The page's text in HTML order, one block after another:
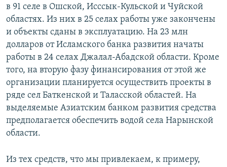
в 91 селе в Ошской, Исссык-Кульской и Чуйской
областях. Из них в 25 селах работы уже закончены
и объекты сданы в эксплуатацию. На 23 млн
долларов от Исламского банка развития начаты
работы в 24 селах Джалал-Абадской области. Кроме
того, на вторую фазу финансирования от этой же
организации планируется осуществить проекты в
ряде сел Баткенской и Таласской областей. На
выделяемые Азиатским банком развития средства
предполагается обеспечить водой села Нарынской
области.
Из тех средств, что мы привлекаем, к примеру,